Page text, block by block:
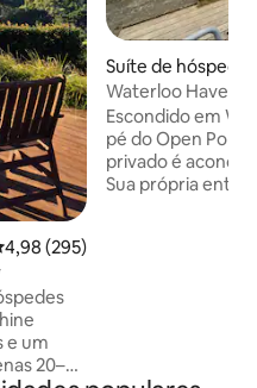
de uma avaliação média de
4,98 (295)
e um
20–30
Suíte de
Hutt
Waterloo Haven
Escondido em
pé do Open
privado é
Sua própria